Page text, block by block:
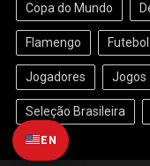
Copa do Mundo
Flamengo
Jogadores Jogos
Seleção Brasileira
EN